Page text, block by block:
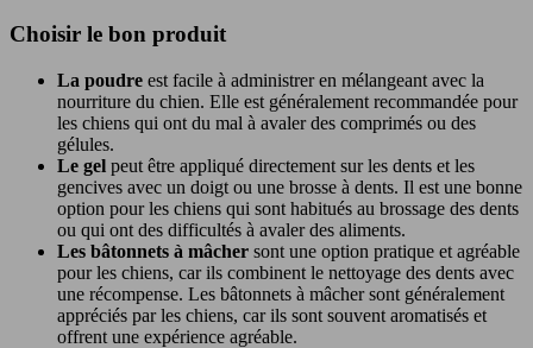
Choisir le bon produit
La poudre est facile à administrer en mélangeant avec la
nourriture du chien. Elle est généralement recommandée pour
les chiens qui ont du mal à avaler des comprimés ou des
gélules.
Le gel peut être appliqué directement sur les dents et les
gencives avec un doigt ou une brosse à dents. Il est une bonne
option pour les chiens qui sont habitués au brossage des dents
ou qui ont des difficultés à avaler des aliments.
Les bâtonnets à mâcher sont une option pratique et agréable
pour les chiens, car ils combinent le nettoyage des dents avec
une récompense. Les bâtonnets à mâcher sont généralement
appréciés par les chiens, car ils sont souvent aromatisés et
offrent une expérience agréable.